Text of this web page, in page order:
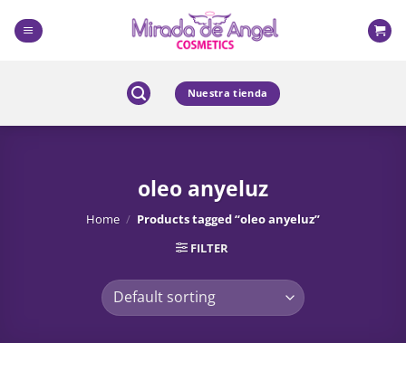
content
Nuestra tienda
oleo anyeluz
Home / Products tagged “oleo anyeluz”
FILTER